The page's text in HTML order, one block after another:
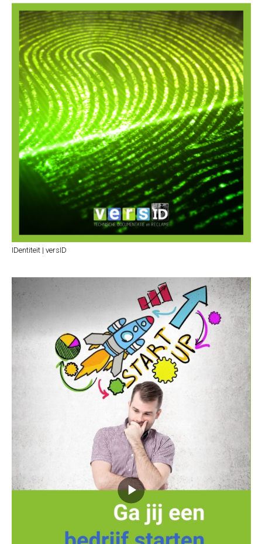
IDentiteit | versID